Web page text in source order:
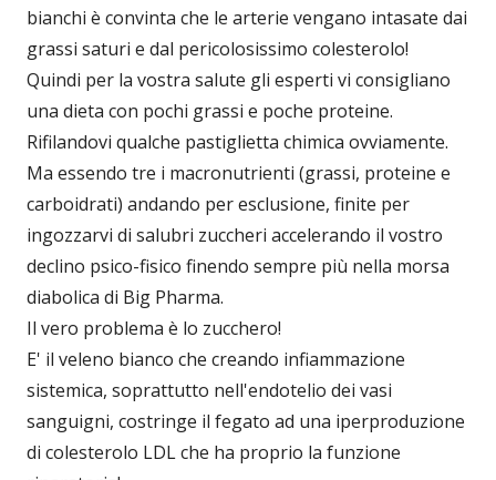
bianchi è convinta che le arterie vengano intasate dai
grassi saturi e dal pericolosissimo colesterolo!
Quindi per la vostra salute gli esperti vi consigliano
una dieta con pochi grassi e poche proteine.
Rifilandovi qualche pastiglietta chimica ovviamente.
Ma essendo tre i macronutrienti (grassi, proteine e
carboidrati) andando per esclusione, finite per
ingozzarvi di salubri zuccheri accelerando il vostro
declino psico-fisico finendo sempre più nella morsa
diabolica di Big Pharma.
Il vero problema è lo zucchero!
E' il veleno bianco che creando infiammazione
sistemica, soprattutto nell'endotelio dei vasi
sanguigni, costringe il fegato ad una iperproduzione
di colesterolo LDL che ha proprio la funzione